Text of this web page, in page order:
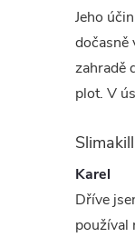
Jeho
dočasně
zahradě
plot. V
Karel
Dříve
používal